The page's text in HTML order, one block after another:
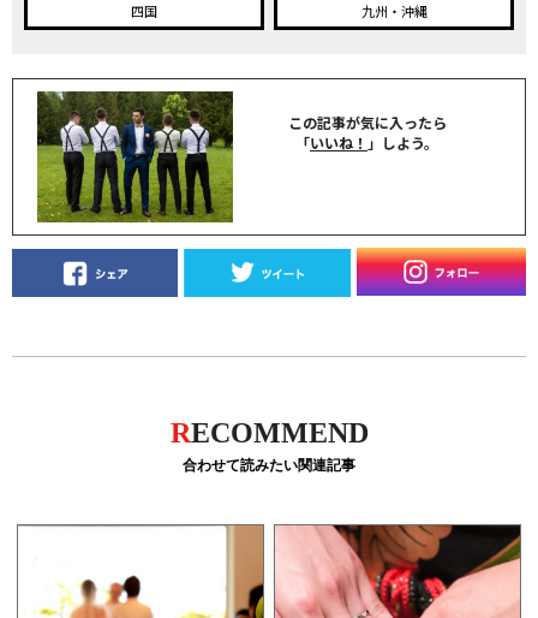
四国 九州・沖縄
この記事が気に入ったら
「いいね！ 」しよう。
RECOMMEND
合わせて読みたい関連記事